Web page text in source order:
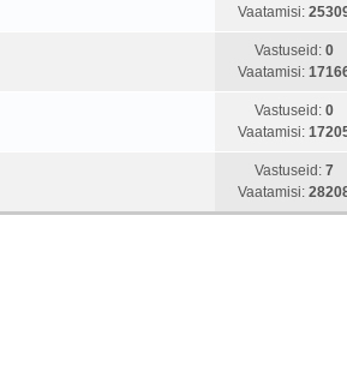
Vaatamisi:
Vastuseid: 0
Vaatamisi:
Vastuseid: 0
Vaatamisi:
Vastuseid: 7
Vaatamisi: